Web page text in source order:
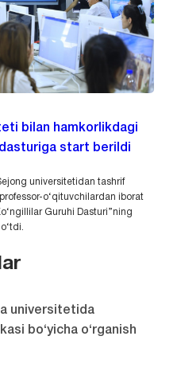
bilan hamkorlikdagi
start berildi
universitetidan tashrif
o‘qituvchilardan iborat
Guruhi Dasturi”ning
universitetida
bo‘yicha o‘rganish